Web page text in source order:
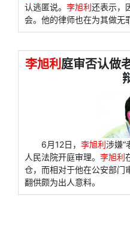
认逃匿说。 李旭利还表示，
会。他的律师也在为其做无
李旭利庭审否认做
6月12日， 李旭利涉嫌“
人民法院开庭审理。 李旭利
仓，而相对于他在公安部门
翻供颇为出人意料。